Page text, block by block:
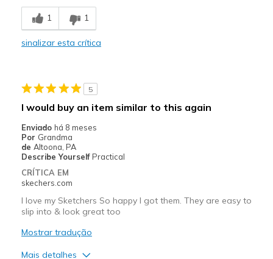
1 1
sinalizar esta crítica
5
I would buy an item similar to this again
Enviado há 8 meses
Por Grandma
de Altoona, PA
Describe Yourself Practical
CRÍTICA EM
skechers.com
I love my Sketchers So happy I got them. They are easy to
slip into & look great too
Mostrar tradução
Mais detalhes